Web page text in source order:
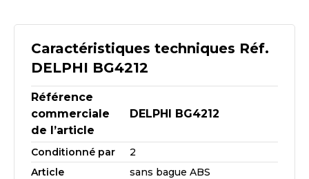
Caractéristiques techniques Réf.
DELPHI BG4212
Référence
commerciale
de l’article
DELPHI BG4212
Conditionné par
2
Article
sans bague ABS